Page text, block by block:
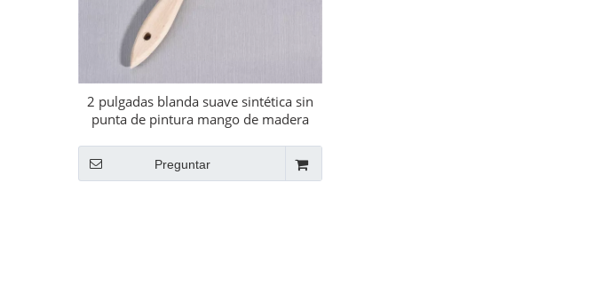
2 pulgadas blanda suave sintética sin
punta de pintura mango de madera
Preguntar